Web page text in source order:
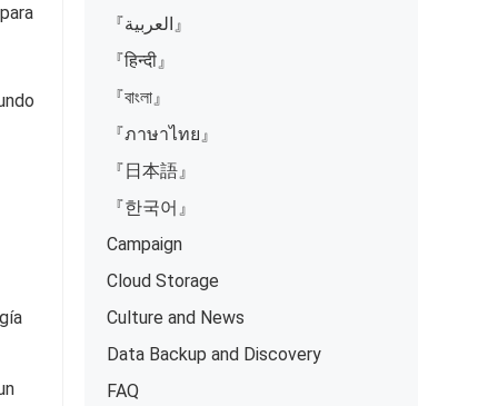
『العربية』
『हिन्दी』
『বাংলা』
『ภาษาไทย』
『日本語』
『한국어』
Campaign
Cloud Storage
Culture and News
Data Backup and Discovery
FAQ